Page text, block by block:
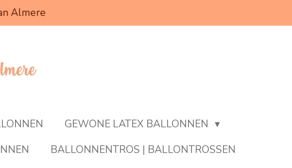
Almere
GEWONE LATEX BALLONNEN
BALLONNENTROS | BALLONTROSSEN